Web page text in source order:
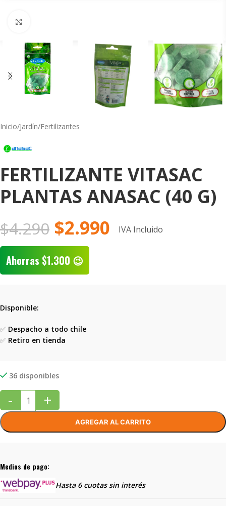
Inicio/Jardín/Fertilizantes
FERTILIZANTE VITASAC
PLANTAS ANASAC (40 G)
$4.290 $2.990 IVA Incluido
Ahorras $1.300 😉
Disponible:
✅ Despacho a todo chile
✅ Retiro en tienda
36 disponibles
- +
AGREGAR AL CARRITO
Medios de pago:
Hasta 6 cuotas sin interés